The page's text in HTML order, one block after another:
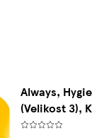
Always,
(Velikost 3),